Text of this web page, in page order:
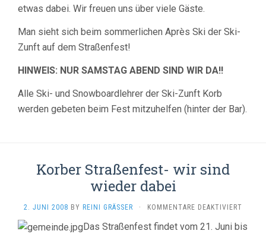
etwas dabei. Wir freuen uns über viele Gäste.
Man sieht sich beim sommerlichen Après Ski der Ski-
Zunft auf dem Straßenfest!
HINWEIS: NUR SAMSTAG ABEND SIND WIR DA!!
Alle Ski- und Snowboardlehrer der Ski-Zunft Korb
werden gebeten beim Fest mitzuhelfen (hinter der Bar).
Korber Straßenfest- wir sind
wieder dabei
2. JUNI 2008 BY REINI GRÄSSER · KOMMENTARE DEAKTIVIERT
Das Straßenfest findet vom 21. Juni bis